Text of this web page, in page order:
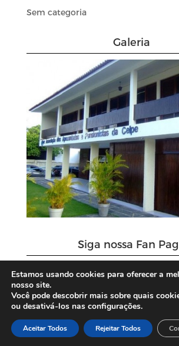
Sem categoria
Galeria
Siga nossa Fan
Estamos usando cookies para oferecer a
nosso site.
Você pode descobrir mais sobre quais
ou desativá-los nas configurações.
Aceitar Todos Rejeitar Todos